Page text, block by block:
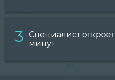
3 Специалист откроет
минут